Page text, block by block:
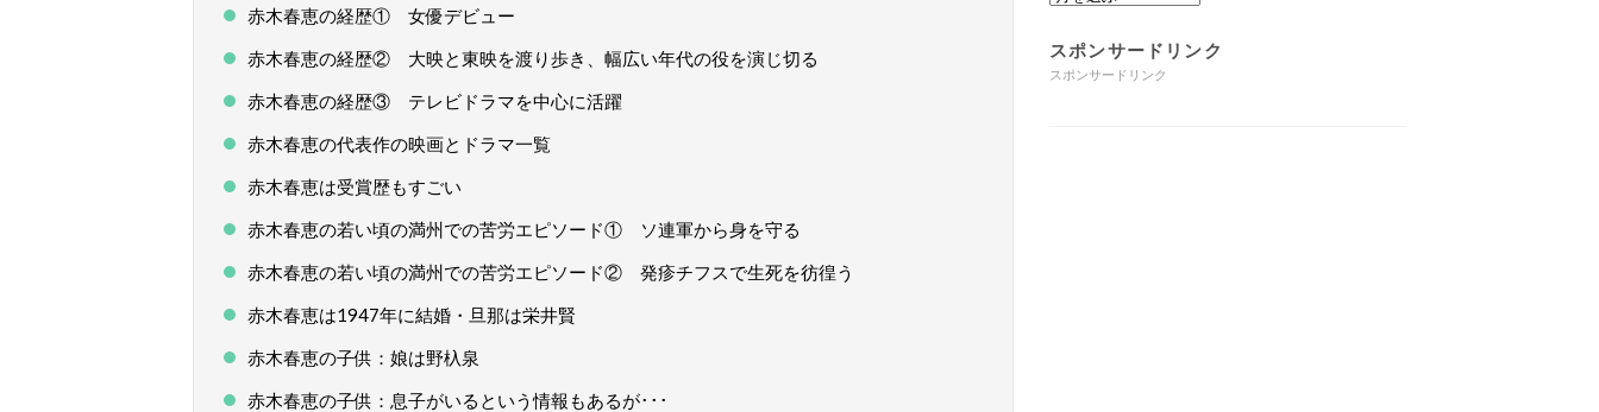
赤木春恵の経歴① 女優デビュー
赤木春恵の経歴② 大映と東映を渡り歩き、幅広い年代の役を演じ切る
赤木春恵の経歴③ テレビドラマを中心に活躍
赤木春恵の代表作の映画とドラマ一覧
赤木春恵は受賞歴もすごい
赤木春恵の若い頃の満州での苦労エピソード① ソ連軍から身を守る
赤木春恵の若い頃の満州での苦労エピソード② 発疹チフスで生死を彷徨う
赤木春恵は1947年に結婚・旦那は栄井賢
赤木春恵の子供：娘は野杁泉
赤木春恵の子供：息子がいるという情報もあるが･･･
スポンサードリンク
スポンサードリンク